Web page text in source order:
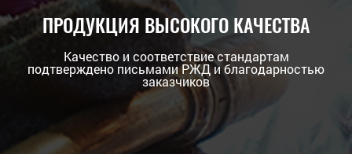
ПРОДУКЦИЯ ВЫСОКОГО КАЧЕСТВА
Качество и соответствие стандартам
подтверждено письмами РЖД и благодарностью
заказчиков